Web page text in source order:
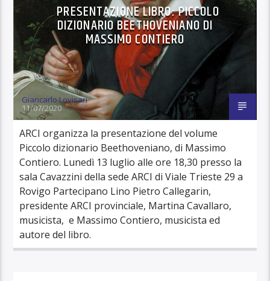
PRESENTAZIONE LIBRO: PICCOLO
DIZIONARIO BEETHOVENIANO DI
MASSIMO CONTIERO
Giancarlo Lovisari
11/07/2020
ARCI organizza la presentazione del volume
Piccolo dizionario Beethoveniano, di Massimo
Contiero. Lunedì 13 luglio alle ore 18,30 presso la
sala Cavazzini della sede ARCI di Viale Trieste 29 a
Rovigo Partecipano Lino Pietro Callegarin,
presidente ARCI provinciale, Martina Cavallaro,
musicista, e Massimo Contiero, musicista ed
autore del libro.